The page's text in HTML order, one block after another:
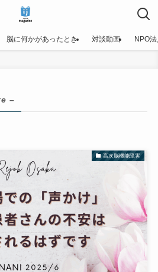
脳に何かがあったとき 対談動画 NPO
–
高次脳機能障害